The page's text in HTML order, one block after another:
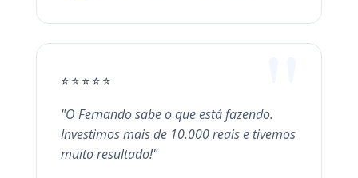
⭐⭐⭐⭐⭐
"O Fernando sabe o que está fazendo.
Investimos mais de 10.000 reais e tivemos
muito resultado!"